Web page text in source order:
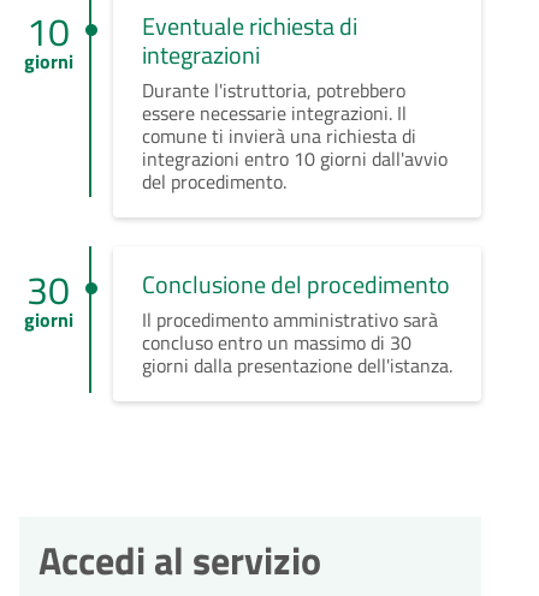
10
giorni
Eventuale richiesta di
integrazioni
Durante l'istruttoria, potrebbero
essere necessarie integrazioni. Il
comune ti invierà una richiesta di
integrazioni entro 10 giorni dall'avvio
del procedimento.
30
giorni
Conclusione del procedimento
Il procedimento amministrativo sarà
concluso entro un massimo di 30
giorni dalla presentazione dell'istanza.
Accedi al servizio